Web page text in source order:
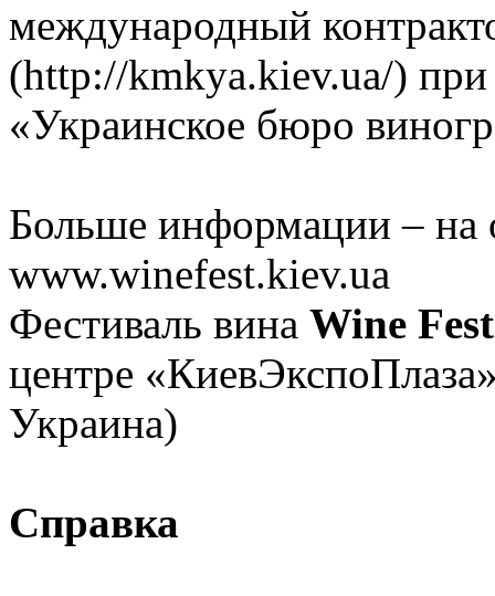
международный
(http://kmkya.kiev.ua/) при
«Украинское бюро
Больше информации – на
www.winefest.kiev.ua
Фестиваль вина Wine Fest
центре
Украина)
Справка